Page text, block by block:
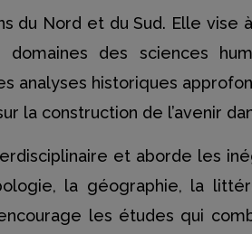
du Nord et du Sud. Elle vise
des sciences
analyses historiques
la construction de l’avenir
et aborde les
la géographie, la
les études qui